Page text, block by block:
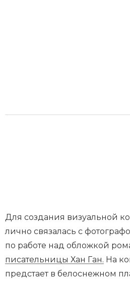
Для создания визуальной
лично связалась с
по работе над обложкой
писательницы Хан Ган. На
предстает в белоснежном